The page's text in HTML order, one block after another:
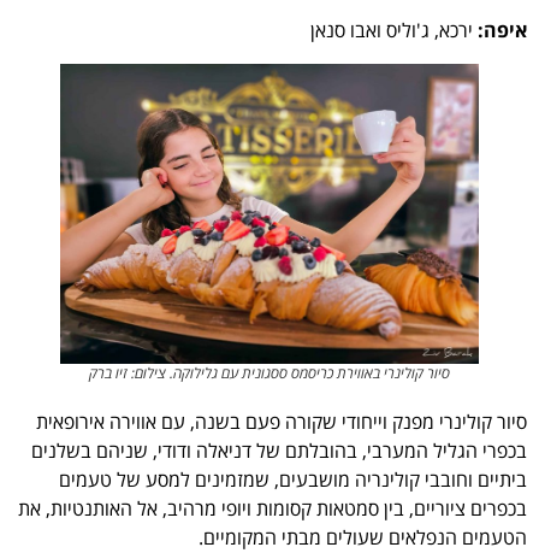
איפה: ירכא, ג'וליס ואבו סנאן
סיור קולינרי באווירת כריסמס ססגונית עם גלילוקה. צילום: זיו ברק
סיור קולינרי מפנק וייחודי שקורה פעם בשנה, עם אווירה אירופאית
בכפרי הגליל המערבי, בהובלתם של דניאלה ודודי, שניהם בשלנים
ביתיים וחובבי קולינריה מושבעים, שמזמינים למסע של טעמים
בכפרים ציוריים, בין סמטאות קסומות ויופי מרהיב, אל האותנטיות, את
הטעמים הנפלאים שעולים מבתי המקומיים.